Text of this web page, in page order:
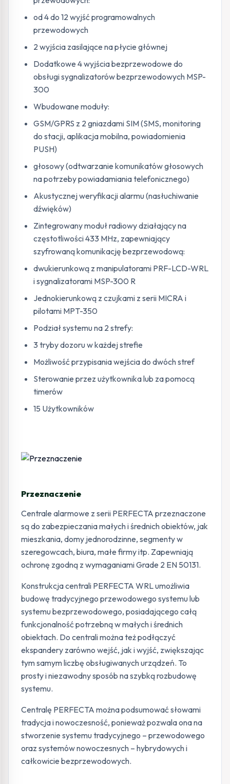
od 4 do 12 wyjść programowalnych
przewodowych
2 wyjścia zasilające na płycie głównej
Dodatkowe 4 wyjścia bezprzewodowe do
obsługi sygnalizatorów bezprzewodowych MSP-
300
Wbudowane moduły:
GSM/GPRS z 2 gniazdami SIM (SMS, monitoring
do stacji, aplikacja mobilna, powiadomienia
PUSH)
głosowy (odtwarzanie komunikatów głosowych
na potrzeby powiadamiania telefonicznego)
Akustycznej weryfikacji alarmu (nasłuchiwanie
dźwięków)
Zintegrowany moduł radiowy działający na
częstotliwości 433 MHz, zapewniający
szyfrowaną komunikację bezprzewodową:
dwukierunkową z manipulatorami PRF-LCD-WRL
i sygnalizatorami MSP-300 R
Jednokierunkową z czujkami z serii MICRA i
pilotami MPT-350
Podział systemu na 2 strefy:
3 tryby dozoru w każdej strefie
Możliwość przypisania wejścia do dwóch stref
Sterowanie przez użytkownika lub za pomocą
timerów
15 Użytkowników
Przeznaczenie
Centrale alarmowe z serii PERFECTA przeznaczone
są do zabezpieczania małych i średnich obiektów, jak
mieszkania, domy jednorodzinne, segmenty w
szeregowcach, biura, małe firmy itp. Zapewniają
ochronę zgodną z wymaganiami Grade 2 EN 50131.
Konstrukcja centrali PERFECTA WRL umożliwia
budowę tradycyjnego przewodowego systemu lub
systemu bezprzewodowego, posiadającego całą
funkcjonalność potrzebną w małych i średnich
obiektach. Do centrali można też podłączyć
ekspandery zarówno wejść, jak i wyjść, zwiększając
tym samym liczbę obsługiwanych urządzeń. To
prosty i niezawodny sposób na szybką rozbudowę
systemu.
Centralę PERFECTA można podsumować słowami
tradycja i nowoczesność, ponieważ pozwala ona na
stworzenie systemu tradycyjnego – przewodowego
oraz systemów nowoczesnych – hybrydowych i
całkowicie bezprzewodowych.